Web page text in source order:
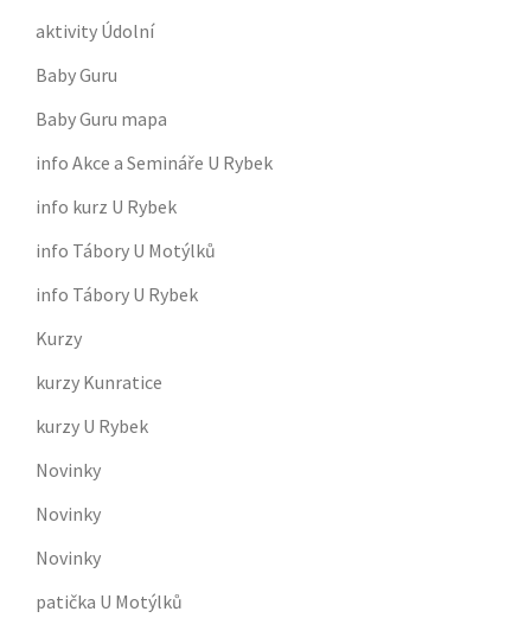
aktivity Údolní
Baby Guru
Baby Guru mapa
info Akce a Semináře U Rybek
info kurz U Rybek
info Tábory U Motýlků
info Tábory U Rybek
Kurzy
kurzy Kunratice
kurzy U Rybek
Novinky
Novinky
Novinky
patička U Motýlků